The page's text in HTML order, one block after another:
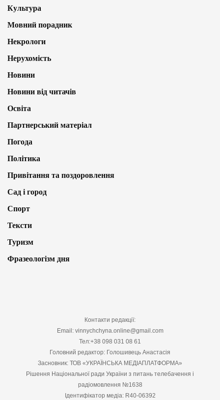
Культура
Мовний порадник
Некрологи
Нерухомість
Новини
Новини від читачів
Освіта
Партнерський матеріал
Погода
Політика
Привітання та поздоровлення
Сад і город
Спорт
Тексти
Туризм
Фразеологізм дня
Контакти редакції:
Email: vinnychchyna.online@gmail.com
Тел:+38 098 031 08 61
Головний редактор: Голошивець Анастасія
Засновник: ТОВ «УКРАЇНСЬКА МЕДІАПЛАТФОРМА»
Рішення Національної ради України з питань телебачення і
радіомовлення №1638
Ідентифікатор медіа: R40-06392